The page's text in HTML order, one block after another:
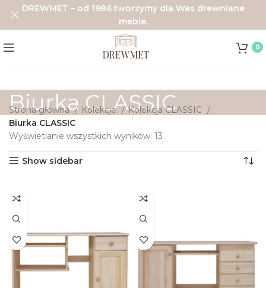
0
Biurka CLASSIC
Strona główna Kolekcje
Kolekcja CLASSIC
Biurka CLASSIC
Wyświetlanie wszystkich wyników: 13
Show sidebar
DREWMET – od 1986 tworzymy dla Was drewniane
meble.